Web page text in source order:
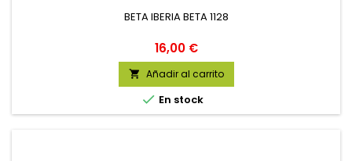
BETA IBERIA BETA 1128
Precio
16,00 €
 Añadir al carrito
 En stock